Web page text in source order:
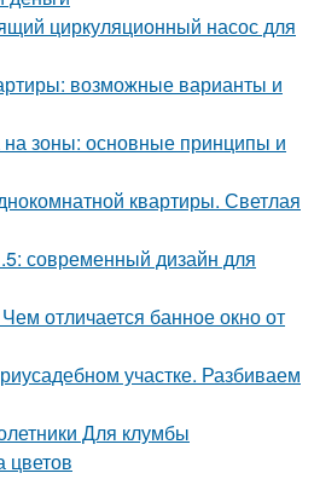
циркуляционный насос для
возможные варианты и
на зоны: основные принципы и
квартиры. Светлая
современный дизайн для
отличается банное окно от
участке. Разбиваем
Для клумбы
цветов